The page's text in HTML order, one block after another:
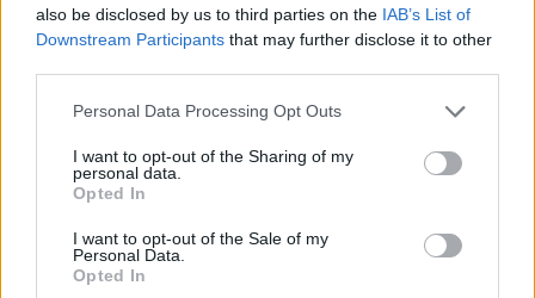
also be disclosed by us to third parties on the IAB’s List of
Downstream Participants that may further disclose it to other
Please note that this website/app uses one or more Google
not limited to your visit or usage behaviour. You may click to
grant or deny consent to Google and its third-party tags to
use your data for below specified purposes in below Google
consent section.
Personal Data Processing Opt Outs
I want to opt-out of the Sharing of my
personal data.
Opted In
I want to opt-out of the Sale of my
Personal Data.
Opted In
ΔΙΑΦΗΜΙΣΗ